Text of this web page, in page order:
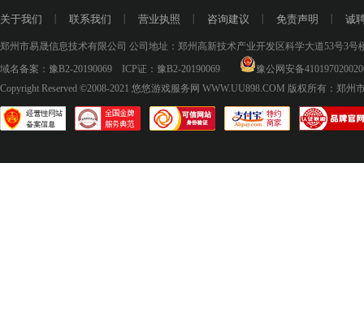
关于我们 联系我们 营业执照 咨询建议 免责声明 诚
郑州市易晟信息技术有限公司 公司地址：郑州高新技术产业开发区科学大道53号3号
域名备案： 豫B2-20190069 ICP证： 豫B2-20190069
豫公网安备
Copyright Reserved ©2008-2021 悠悠游戏服务网 WWW.UU898.COM 版权所有：郑州